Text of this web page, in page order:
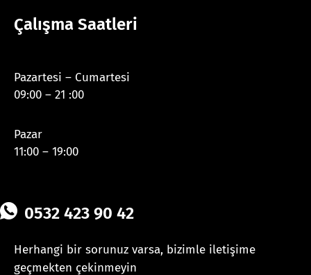
Çalışma Saatleri
Pazartesi – Cumartesi
09:00 – 21 :00
Pazar
11:00 – 19:00
0532 423 90 42
Herhangi bir sorunuz varsa, bizimle iletişime
geçmekten çekinmeyin